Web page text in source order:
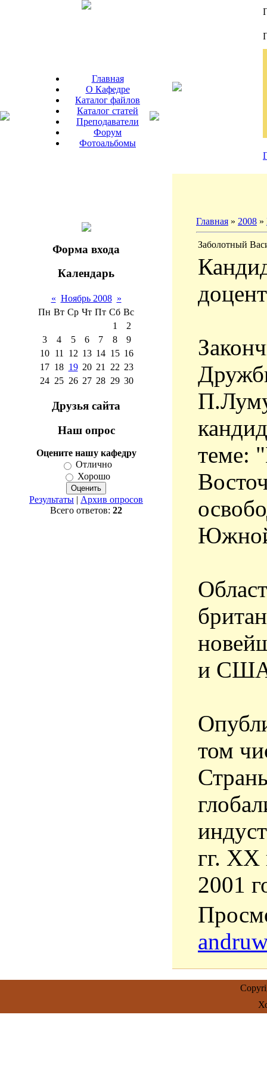
Главная
О Кафедре
Каталог файлов
Каталог статей
Преподаватели
Форум
Фотоальбомы
Форма входа
Календарь
« Ноябрь 2008 »
Пн Вт Ср Чт Пт Сб Вс
1
2
3
4 5 6 7 8
9
10
11 12 13 14 15 16
17 18 19 20 21 22 23
24 25 26 27 28 29 30
Друзья сайта
Наш опрос
Оцените нашу кафедру
Отлично
Хорошо
Результаты | Архив опросов
Всего ответов: 22
Главная » 2008 »
Заболотный
теме:
и
том
гг.
2001